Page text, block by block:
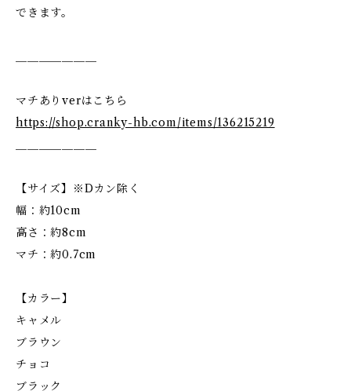
できます。
マチありverはこちら
https://shop.cranky-hb.com/items/136215219
【サイズ】※Dカン除く
幅：約10cm
高さ：約8cm
マチ：約0.7cm
【カラー】
キャメル
ブラウン
チョコ
ブラック